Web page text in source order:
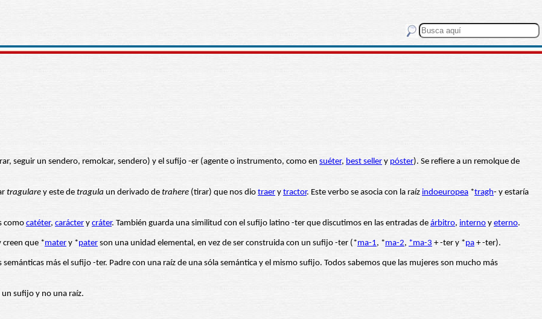
seguir un sendero, remolcar, sendero) y el sufijo -er (agente o instrumento, como en suéter, best seller y póster). Se refiere a un remolque de
tragulare y este de tragula un derivado de trahere (tirar) que nos dio traer y tractor. Este verbo se asocia con la raíz indoeuropea *tragh- y estaría
como catéter, carácter y cráter. También guarda una similitud con el sufijo latino -ter que discutimos en las entradas de árbitro, interno y eterno.
creen que *mater y *pater son una unidad elemental, en vez de ser construida con un sufijo -ter (*ma-1, *ma-2, *ma-3 + -ter y *pa + -ter).
más el sufijo -ter. Padre con una raíz de una sóla semántica y el mismo sufijo. Todos sabemos que las mujeres son mucho más
un sufijo y no una raíz.